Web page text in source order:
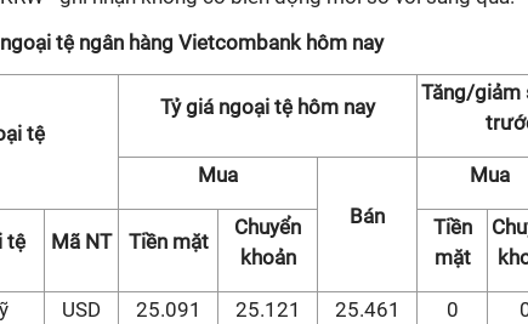
tệ ngân hàng Vietcombank hôm nay
tệ
Tỷ giá ngoại tệ hôm nay
Tăng/giảm
Mua
Bán
Mua
tệ
Mã NT Tiền mặt
Chuyển
khoản
Tiền
mặt
USD 25.091 25.121 25.461 0